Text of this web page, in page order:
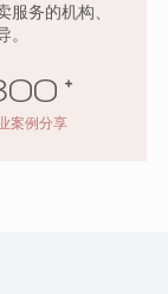
务的机构、
+
案例分享